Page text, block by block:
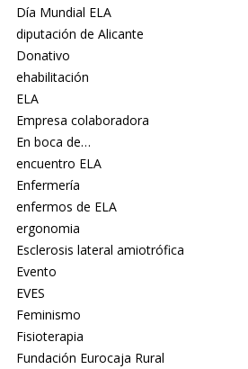
Día Mundial ELA
diputación de Alicante
Donativo
ehabilitación
ELA
Empresa colaboradora
En boca de…
encuentro ELA
Enfermería
enfermos de ELA
ergonomia
Esclerosis lateral amiotrófica
Evento
EVES
Feminismo
Fisioterapia
Fundación Eurocaja Rural